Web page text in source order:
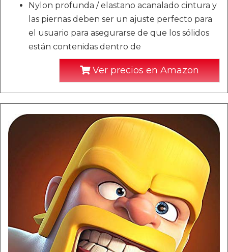
Nylon profunda / elastano acanalado cintura y
las piernas deben ser un ajuste perfecto para
el usuario para asegurarse de que los sólidos
están contenidas dentro de
Ver precios en Amazon